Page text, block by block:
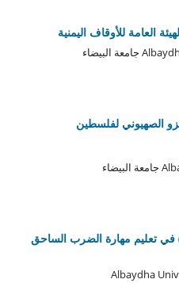
العامة للأوقاف اليمنية
الصهيوني لفلسطين
في تعليم مهارة الضرب الساحق